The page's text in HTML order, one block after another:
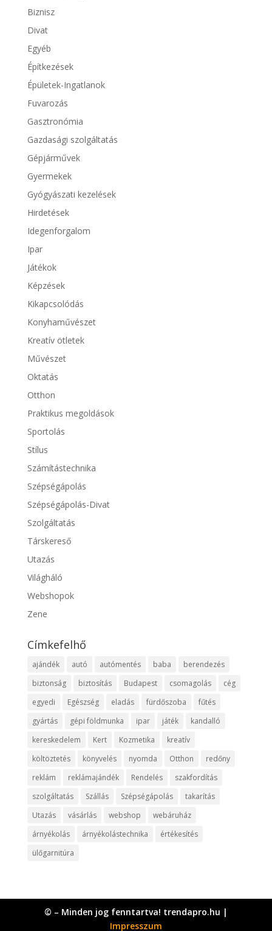
Biznisz
Divat
Egyéb
Építkezések
Épületek-Ingatlanok
Fuvarozás
Gasztronómia
Gazdasági szolgáltatás
Gépjárművek
Gyermekek
Gyógyászati kezelések
Hirdetések
Idegenforgalom
Ipar
Játékok
Képzések
Kikapcsolódás
Konyhaművészet
Kreatív ötletek
Művészet
Oktatás
Otthon
Praktikus megoldások
Sportolás
Stílus
Számítástechnika
Szépségápolás
Szépségápolás-Divat
Szolgáltatás
Társkereső
Utazás
Világháló
Webshopok
Zene
Címkefelhő
ajándék autó autómentés baba
berendezés
biztonság
biztosítás Budapest csomagolás
cég
egyedi
Egészség eladás fürdőszoba
fűtés
gyártás
gépi földmunka ipar játék
kandalló
kereskedelem
Kert Kozmetika
kreatív
költöztetés
könyvelés nyomda Otthon
redőny
reklám
reklámajándék Rendelés
szakfordítás
szolgáltatás
Szállás Szépségápolás
takarítás
Utazás
vásárlás webshop
webáruház
árnyékolás
árnyékolástechnika
értékesítés
ülőgarnitúra
© – Minden jog fenntartva! trendapro.hu |
Impresszum